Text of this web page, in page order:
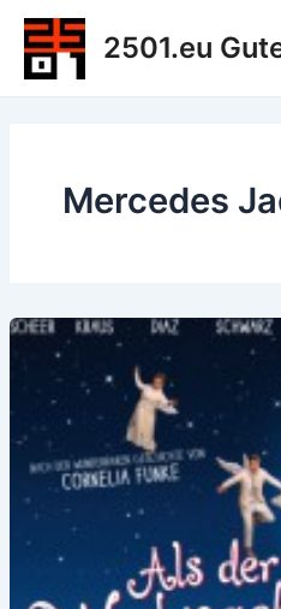
Zum
Inhalt
springen
2501.eu
Mercedes